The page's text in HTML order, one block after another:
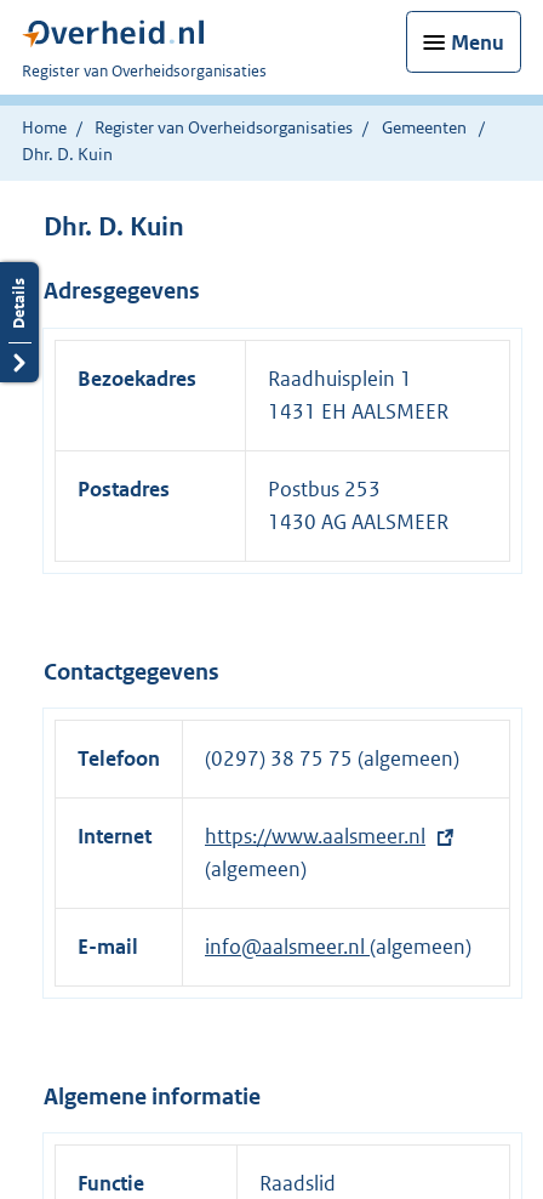
Menu
U
bent
nu
hier:
Register van Overheidsorganisaties
Home Register van Overheidsorganisaties
Gemeenten
Dhr. D. Kuin
Dhr. D. Kuin
Adresgegevens
Bezoekadres
Raadhuisplein 1
1431 EH AALSMEER
Postadres
Postbus 253
1430 AG AALSMEER
Contactgegevens
Telefoon (0297) 38 75 75 (algemeen)
Internet
E
x
t
e
n
i
n
https://www.aalsmeer.nl
(algemeen)
E-mail info@aalsmeer.nl (algemeen)
Algemene informatie
Functie Raadslid